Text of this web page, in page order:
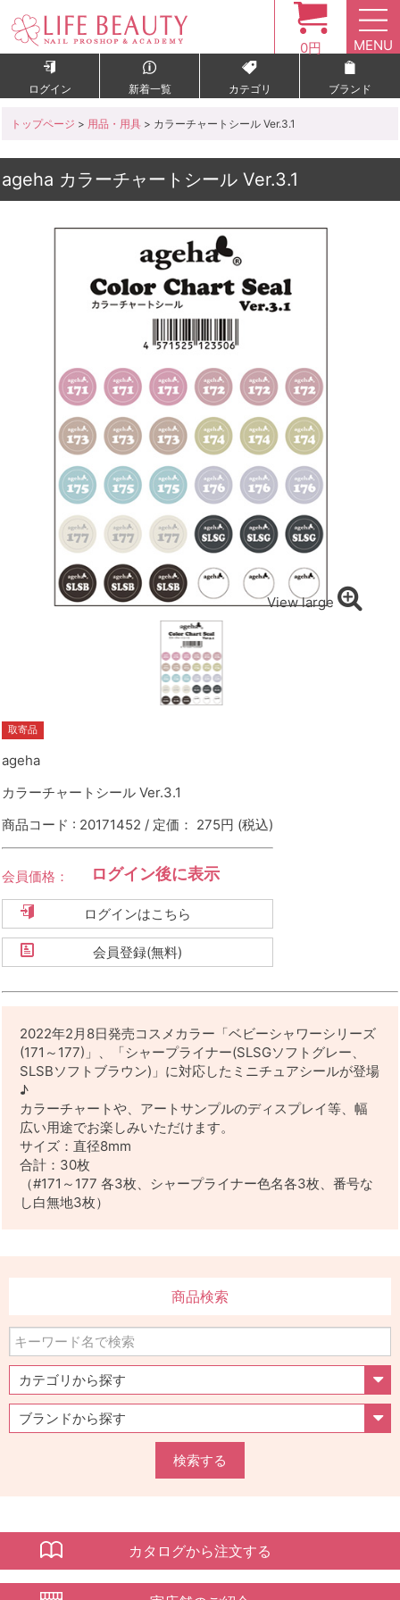
0円 MENU
ログイン 新着一覧 カテゴリ ブランド
トップページ > 用品・用具 > カラーチャートシール Ver.3.1
ageha カラーチャートシール Ver.3.1
View large
取寄品
ageha
カラーチャートシール Ver.3.1
商品コード : 20171452 / 定価： 275円 (税込)
会員価格： ログイン後に表示
ログインはこちら
会員登録(無料)
2022年2月8日発売コスメカラー「ベビーシャワーシリーズ
(171～177)」、「シャープライナー(SLSGソフトグレー、
SLSBソフトブラウン)」に対応したミニチュアシールが登場
♪
カラーチャートや、アートサンプルのディスプレイ等、幅
広い用途でお楽しみいただけます。
サイズ：直径8mm
合計：30枚
（#171～177 各3枚、シャープライナー色名各3枚、番号な
し白無地3枚）
商品検索
検索する
カタログから注文する